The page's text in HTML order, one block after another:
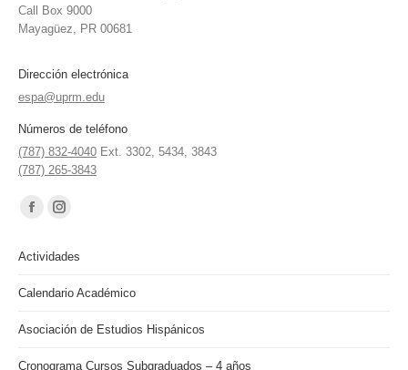
Call Box 9000
Mayagüez, PR 00681
Dirección electrónica
espa@uprm.edu
Números de teléfono
(787) 832-4040 Ext. 3302, 5434, 3843
(787) 265-3843
Find us on:
Facebook
opens
in
window
Instagram
opens
in
window
Actividades
Calendario Académico
Asociación de Estudios Hispánicos
Cronograma Cursos Subgraduados – 4 años